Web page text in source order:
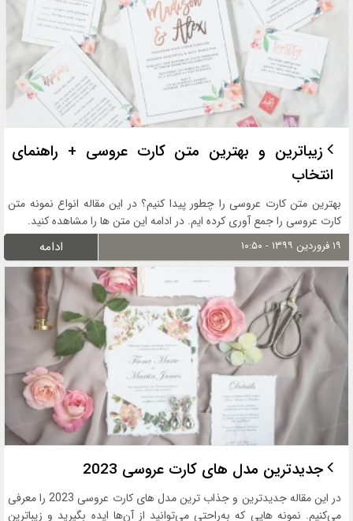
زیباترین و بهترین متن کارت عروسی + راهنمای
انتخاب
بهترین متن کارت عروسی را چطور پیدا کنیم؟ در این مقاله انواع نمونه متن
کارت عروسی را جمع آوری کرده ایم. در ادامه این متن ها را مشاهده کنید.
۱۹ فروردین ۱۳۹۹ - ۱۰:۵۰ ادامه
جدیدترین مدل های کارت عروسی 2023
در این مقاله جدیدترین و جذاب ترین مدل های کارت عروسی 2023 را معرفی
می‌کنیم. نمونه هایی که به‌راحتی می‌توانید از آن‌ها ایده بگیرید و زیباترین